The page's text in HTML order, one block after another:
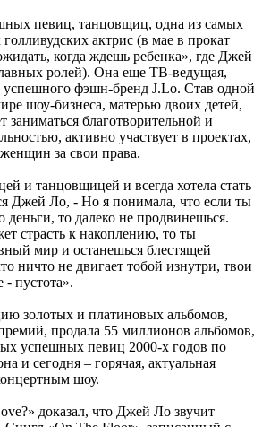
певиц, танцовщиц, одна из самых
актрис (в мае в прокат
когда ждешь ребенка», где Джей
ролей). Она еще ТВ-ведущая,
успешного фэшн-бренд J.Lo. Став одной
шоу-бизнеса, матерью двоих детей,
заниматься благотворительной и
активно участвует в проектах,
за свои права.
и танцовщицей и всегда хотела стать
Джей Ло, - Но я понимала, что если ты
деньги, то далеко не продвинешься.
страсть к накоплению, то ты
мир и останешься блестящей
ничто не двигает тобой изнутри, твои
- пустота».
золотых и платиновых альбомов,
продала 55 миллионов альбомов,
успешных певиц 2000-х годов по
и сегодня – горячая, актуальная
шоу.
доказал, что Джей Ло звучит